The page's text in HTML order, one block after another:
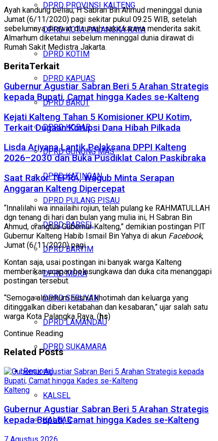
DPRD PROVINSI KALTENG
DPRD KOTA PALANGKA RAYA
DPRD KOTIM
DPRD KAPUAS
DPRD BARUT
DPRD KOBAR
DPRD GUNUNG MAS
DPRD KATINGAN
DPRD PULANG PISAU
DPRD BARSEL
DPRD BARTIM
DPRD MURA
DPRD SERUYAN
DPRD LAMANDAU
DPRD SUKAMARA
Regional
KALSEL
KALBAR
Ayah kandung beliau, H Sabran Bin Ahmud meninggal dunia
Jumat (6/11/2020) pagi sekitar pukul 09.25 WIB, setelah
sebelumnya dirawat di rumah sakit karena menderita sakit.
Almarhum diketahui sebelum meninggal dunia dirawat di
Rumah Sakit Medistra Jakarta.
BeritaTerkait
Gubernur Agustiar Sabran Beri 5 Arahan Strategis
kepada Bupati, Camat hingga Kades se-Kalteng
Kejati Kalteng Tahan 5 Komisioner KPU Kotim,
Terkait Dugaan Korupsi Dana Hibah Pilkada
Lisda Ariyana Lantik Pelaksana DPPI Kalteng
2026–2030 dan Buka Pusdiklat Calon Paskibraka
Saat Rakor TEPRA, Wagub Minta Serapan
Anggaran Kalteng Dipercepat
“Innalilahi wa innailaihi rojiun, telah pulang ke RAHMATULLAH
dgn tenang di hari dan bulan yang mulia ini, H Sabran Bin
Ahmud, orangtua Gubernur Kalteng,” demikian postingan PlT
Gubernur Kalteng Habib Ismail Bin Yahya di akun Facebook,
Jumat (6/11/2020) pagi.
Kontan saja, usai postingan ini banyak warga Kalteng
memberikan ucapan belasungkawa dan duka cita menanggapi
postingan tersebut.
“Semoga almarhum husnul khotimah dan keluarga yang
ditinggalkan diberi ketabahan dan kesabaran,” ujar salah satu
warga Kota Palangka Raya. (hs)
Continue Reading
Related Posts
Kalteng
Gubernur Agustiar Sabran Beri 5 Arahan Strategis
kepada Bupati, Camat hingga Kades se-Kalteng
7 Agustus 2026